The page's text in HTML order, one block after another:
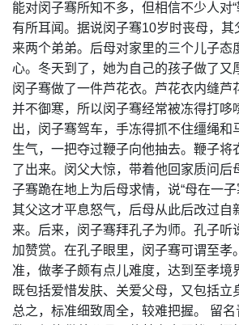
能对闵子骞所知不多，但相信不少人对
有所耳闻。据说闵子骞10岁时丧母，其
来两个弟弟。后母对家里的三个儿子态
心。冬天到了，她为自己的孩子做了又
闵子骞做了一件芦花衣。芦花衣内缝芦
并不御寒，所以闵子骞经常被冻得打哆
出，闵子骞驾车，手冻得抓不住缰绳和
生气，一把夺过鞭子向他抽去。鞭子将
了出来。闵父大惊，带着他回家质问后
子骞跪在地上为后母求情，说“母在一子
其父这才平息怒气，后母从此后改过自
来。后来，闵子骞拜孔子为师。孔子听
加赞赏。在孔子眼里，闵子骞可谓至孝
准，做孝子颇有点儿难度，达到至孝境
既包括爱惜发肤、关爱父母，又包括立
总之，标准细致周全，较难把握。 留